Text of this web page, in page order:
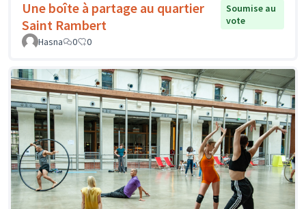
Une boîte à partage au quartier
Saint Rambert
Soumise au
vote
Hasna
0 0